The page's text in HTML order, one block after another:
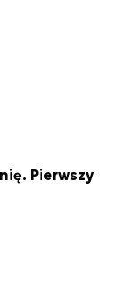
Pierwszy